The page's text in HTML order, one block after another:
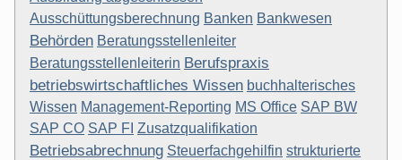
Ausschüttungsberechnung Banken Bankwesen
Behörden Beratungsstellenleiter
Beratungsstellenleiterin Berufspraxis
betriebswirtschaftliches Wissen buchhalterisches
Wissen Management-Reporting MS Office SAP BW
SAP CO SAP FI Zusatzqualifikation
Betriebsabrechnung Steuerfachgehilfin strukturierte